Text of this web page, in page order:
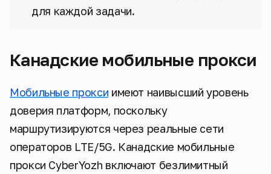
для каждой задачи.
Канадские мобильные прокси
Мобильные прокси имеют наивысший уровень
доверия платформ, поскольку
маршрутизируются через реальные сети
операторов LTE/5G. Канадские мобильные
прокси CyberYozh включают безлимитный